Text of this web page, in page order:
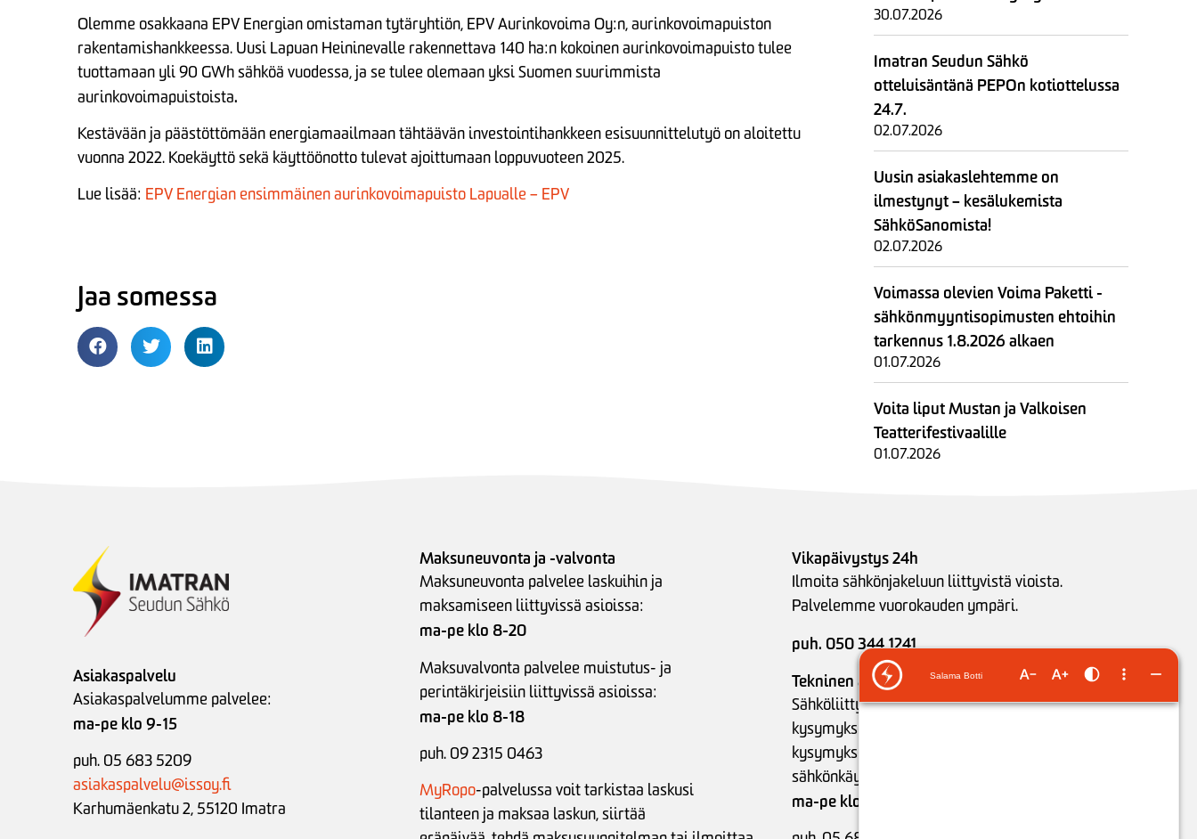
Olemme osakkaana EPV Energian omistaman tytäryhtiön, EPV Aurinkovoima Oy:n, aurinkovoimapuiston
rakentamishankkeessa. Uusi Lapuan Heininevalle rakennettava 140 ha:n kokoinen aurinkovoimapuisto tulee
tuottamaan yli 90 GWh sähköä vuodessa, ja se tulee olemaan yksi Suomen suurimmista
aurinkovoimapuistoista.
Kestävään ja päästöttömään energiamaailmaan tähtäävän investointihankkeen esisuunnittelutyö on aloitettu
vuonna 2022. Koekäyttö sekä käyttöönotto tulevat ajoittumaan loppuvuoteen 2025.
Lue lisää: EPV Energian ensimmäinen aurinkovoimapuisto Lapualle – EPV
Jaa somessa
30.07.2026
Imatran Seudun Sähkö
otteluisäntänä PEPOn kotiottelussa
24.7.
02.07.2026
Uusin asiakaslehtemme on
ilmestynyt – kesälukemista
SähköSanomista!
02.07.2026
Voimassa olevien Voima Paketti -
sähkönmyyntisopimusten ehtoihin
tarkennus 1.8.2026 alkaen
01.07.2026
Voita liput Mustan ja Valkoisen
Teatterifestivaalille
01.07.2026
Asiakaspalvelu
Asiakaspalvelumme palvelee:
ma-pe klo 9-15
puh. 05 683 5209
asiakaspalvelu@issoy.fi
Karhumäenkatu 2, 55120 Imatra
Maksuneuvonta ja -valvonta
Maksuneuvonta palvelee laskuihin ja
maksamiseen liittyvissä asioissa:
ma-pe klo 8-20
Maksuvalvonta palvelee muistutus- ja
perintäkirjeisiin liittyvissä asioissa:
ma-pe klo 8-18
puh. 09 2315 0463
MyRopo-palvelussa voit tarkistaa laskusi
tilanteen ja maksaa laskun, siirtää
Vikapäivystys 24h
Ilmoita sähkönjakeluun liittyvistä vioista.
Palvelemme vuorokauden ympäri.
puh. 050 344 1241
Tekninen asiakaspalvelu
Sähköliittymiin ja sähkönjakeluun liittyvät
kysymykset (saatavuus, hintatiedot, tekniset
kysymykset), puunkaato- ja mittarointiasiat sekä
sähkönkäytön neuvonta:
ma-pe klo 9-15